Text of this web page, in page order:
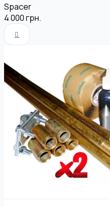
Spacer
4 000грн.